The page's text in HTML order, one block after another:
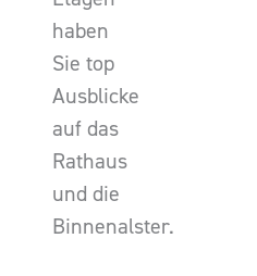
haben
Sie top
Ausblicke
auf das
Rathaus
und die
Binnenalster.